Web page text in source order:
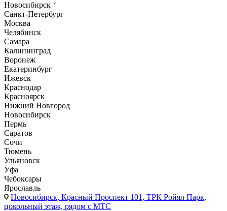
Новосибирск
Санкт-Петербург
Москва
Челябинск
Самара
Калининград
Воронеж
Екатеринбург
Ижевск
Краснодар
Красноярск
Нижний Новгород
Новосибирск
Пермь
Саратов
Сочи
Тюмень
Ульяновск
Уфа
Чебоксары
Ярославль
Новосибирск, Красный Проспект 101, ТРК Ройял Парк,
цокольный этаж, рядом с МТС